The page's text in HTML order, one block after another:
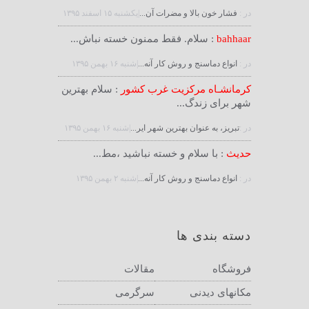
در : فشار خون بالا و مضرات آن... |يكشنبه ۱۵ اسفند ۱۳۹۵
bahhaar : سلام. فقط ممنون خسته نباش...
در : انواع دماسنج و روش كار آنه... |شنبه ۱۶ بهمن ۱۳۹۵
کرمانشـاه مرکزیت غرب کشور : سلام بهترین
شهر برای زندگ...
در :تبریز، به عنوان بهترین شهر ایر... |شنبه ۱۶ بهمن ۱۳۹۵
حدیث : با سلام و خسته نباشید ،مط...
در : انواع دماسنج و روش كار آنه... |شنبه ۲ بهمن ۱۳۹۵
دسته بندی ها
مقالات فروشگاه
سرگرمی مکانهای دیدنی